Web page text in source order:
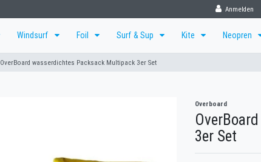
Anmelden
Windsurf Foil Surf & Sup Kite Neopren
OverBoard wasserdichtes Packsack Multipack 3er Set
Overboard
3er Set